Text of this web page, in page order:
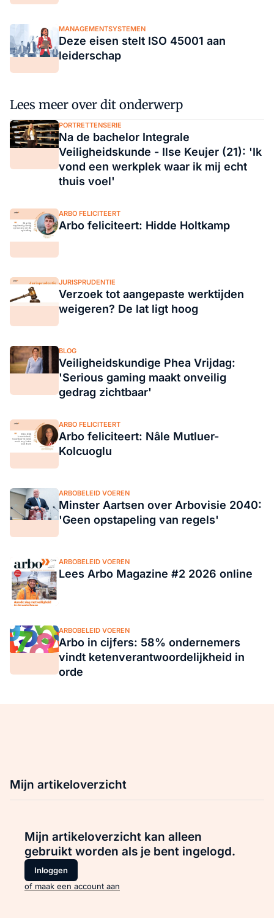
MANAGEMENTSYSTEMEN
Deze eisen stelt ISO 45001 aan
leiderschap
Lees meer over dit onderwerp
PORTRETTENSERIE
Na de bachelor Integrale
Veiligheidskunde - Ilse Keujer (21): 'Ik
vond een werkplek waar ik mij echt
thuis voel'
ARBO FELICITEERT
Arbo feliciteert: Hidde Holtkamp
JURISPRUDENTIE
Verzoek tot aangepaste werktijden
weigeren? De lat ligt hoog
BLOG
Veiligheidskundige Phea Vrijdag:
'Serious gaming maakt onveilig
gedrag zichtbaar'
ARBO FELICITEERT
Arbo feliciteert: Nâle Mutluer-
Kolcuoglu
ARBOBELEID VOEREN
Minster Aartsen over Arbovisie 2040:
'Geen opstapeling van regels'
ARBOBELEID VOEREN
Lees Arbo Magazine #2 2026 online
ARBOBELEID VOEREN
Arbo in cijfers: 58% ondernemers
vindt ketenverantwoordelijkheid in
orde
Mijn artikeloverzicht
Mijn artikeloverzicht kan alleen
gebruikt worden als je bent ingelogd.
Inloggen
of maak een account aan